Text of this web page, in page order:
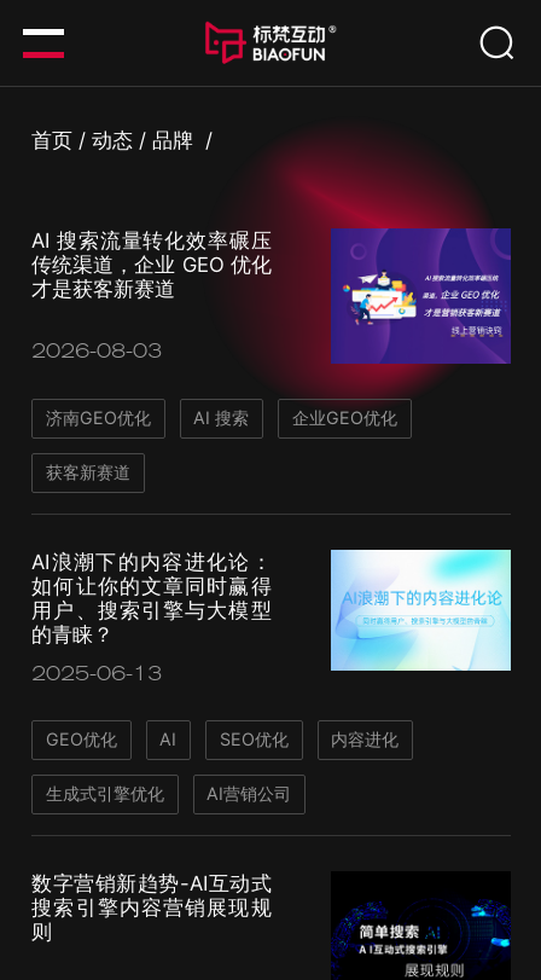
首页 /动态 /品牌 /
AI 搜索流量转化效率碾压
传统渠道，企业 GEO 优化
才是获客新赛道
2026-08-03
济南GEO优化 AI 搜索 企业GEO优化
获客新赛道
AI浪潮下的内容进化论：
如何让你的文章同时赢得
用户、搜索引擎与大模型
的青睐？
2025-06-13
GEO优化 AI SEO优化 内容进化
生成式引擎优化 AI营销公司
数字营销新趋势-AI互动式
搜索引擎内容营销展现规
则